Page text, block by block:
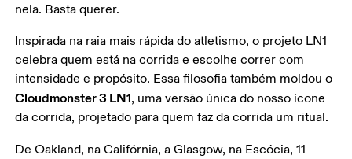
nela. Basta querer.
Inspirada na raia mais rápida do atletismo, o projeto LN1
celebra quem está na corrida e escolhe correr com
intensidade e propósito. Essa filosofia também moldou o
Cloudmonster 3 LN1, uma versão única do nosso ícone
da corrida, projetado para quem faz da corrida um ritual.
De Oakland, na Califórnia, a Glasgow, na Escócia, 11